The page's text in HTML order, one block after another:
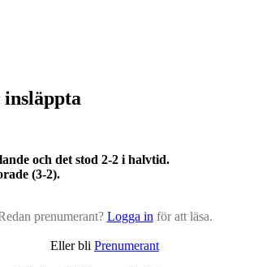
och det stod 2-2 i halvtid.
(3-2).
prenumerant? Logga in för att läsa.
Eller bli Prenumerant